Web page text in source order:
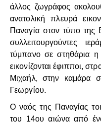
άλλος ζωγράφος
ανατολική πλευρά
Παναγία στον τύπο της
συλλειτουργούντες
τύμπανο σε στηθάρια
εικονίζονται έφιπποι,
Μιχαήλ, στην καμάρα
Γεωργίου.
Ο ναός της Παναγίας
του 14ου αιώνα από